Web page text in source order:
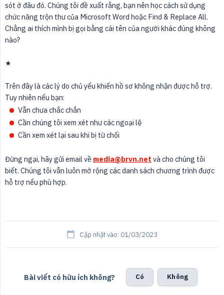
sót ở đâu đó. Chúng tôi đề xuất rằng, bạn nên học cách sử dụng
chức năng trộn thư của Microsoft Word hoặc Find & Replace All.
Chẳng ai thích mình bị gọi bằng cái tên của người khác đúng không
nào?
★
Trên đây là các lý do chủ yếu khiến hồ sơ không nhận được hỗ trợ.
Tuy nhiên nếu bạn:
Vẫn chưa chắc chắn
Cần chúng tôi xem xét như các ngoại lệ
Cần xem xét lại sau khi bị từ chối
Đừng ngại, hãy gửi email về media@brvn.net và cho chúng tôi
biết. Chúng tôi vẫn luôn mở rộng các danh sách chương trình được
hỗ trợ nếu phù hợp.
Cập nhật vào: 01/03/2023
Bài viết có hữu ích không? Có Không